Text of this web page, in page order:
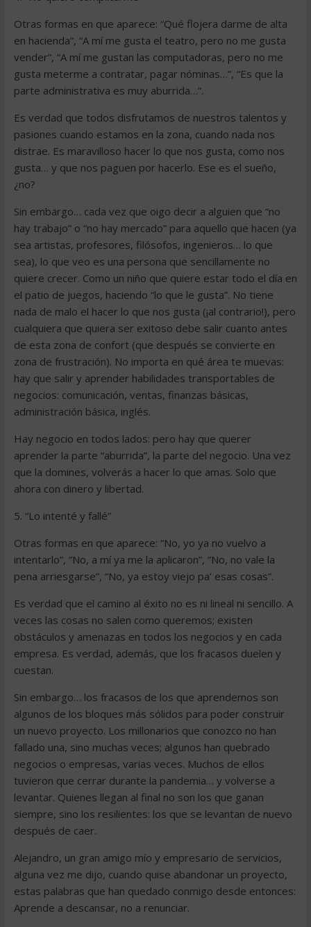
Otras formas en que aparece: “Qué flojera darme de alta
en hacienda”, “A mí me gusta el teatro, pero no me gusta
vender”, “A mí me gustan las computadoras, pero no me
gusta meterme a contratar, pagar nóminas…”, “Es que la
parte administrativa es muy aburrida…”.
Es verdad que todos disfrutamos de nuestros talentos y
pasiones cuando estamos en la zona, cuando nada nos
distrae. Es maravilloso hacer lo que nos gusta, como nos
gusta… y que nos paguen por hacerlo. Ese es el sueño,
¿no?
Sin embargo… cada vez que oigo decir a alguien que “no
hay trabajo” o “no hay mercado” para aquello que hacen (ya
sea artistas, profesores, filósofos, ingenieros… lo que
sea), lo que veo es una persona que sencillamente no
quiere crecer. Como un niño que quiere estar todo el día en
el patio de juegos, haciendo “lo que le gusta”. No tiene
nada de malo el hacer lo que nos gusta (¡al contrario!), pero
cualquiera que quiera ser exitoso debe salir cuanto antes
de esta zona de confort (que después se convierte en
zona de frustración). No importa en qué área te muevas:
hay que salir y aprender habilidades transportables de
negocios: comunicación, ventas, finanzas básicas,
administración básica, inglés.
Hay negocio en todos lados: pero hay que querer
aprender la parte “aburrida”, la parte del negocio. Una vez
que la domines, volverás a hacer lo que amas. Solo que
ahora con dinero y libertad.
5. “Lo intenté y fallé”
Otras formas en que aparece: “No, yo ya no vuelvo a
intentarlo”, “No, a mí ya me la aplicaron”, “No, no vale la
pena arriesgarse”, “No, ya estoy viejo pa’ esas cosas”.
Es verdad que el camino al éxito no es ni lineal ni sencillo. A
veces las cosas no salen como queremos; existen
obstáculos y amenazas en todos los negocios y en cada
empresa. Es verdad, además, que los fracasos duelen y
cuestan.
Sin embargo… los fracasos de los que aprendemos son
algunos de los bloques más sólidos para poder construir
un nuevo proyecto. Los millonarios que conozco no han
fallado una, sino muchas veces; algunos han quebrado
negocios o empresas, varias veces. Muchos de ellos
tuvieron que cerrar durante la pandemia… y volverse a
levantar. Quienes llegan al final no son los que ganan
siempre, sino los resilientes: los que se levantan de nuevo
después de caer.
Alejandro, un gran amigo mío y empresario de servicios,
alguna vez me dijo, cuando quise abandonar un proyecto,
estas palabras que han quedado conmigo desde entonces:
Aprende a descansar, no a renunciar.